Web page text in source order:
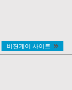
비젼케어 사이트